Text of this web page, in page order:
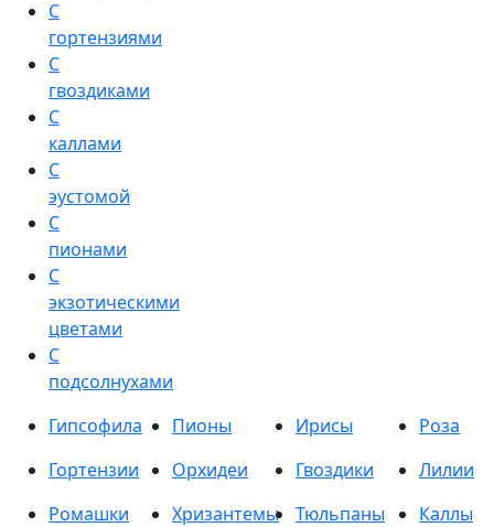
С
гортензиями
С
гвоздиками
С
каллами
С
эустомой
С
пионами
С
экзотическими
цветами
С
подсолнухами
Гипсофила Пионы Ирисы
Роза
Гортензии
Орхидеи Гвоздики
Лилии
Ромашки
Хризантемы Тюльпаны
Каллы